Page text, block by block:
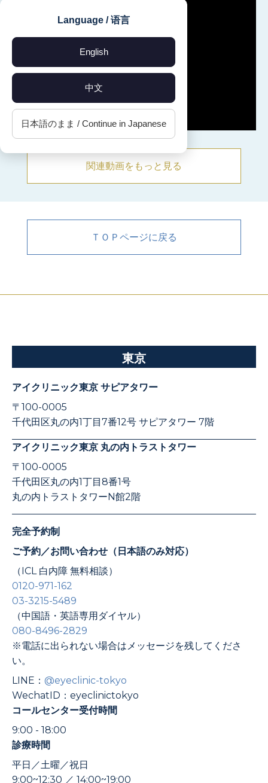
Language / 语言
English
中文
日本語のまま / Continue in Japanese
関連動画をもっと見る
ＴＯＰページに戻る
東京
アイクリニック東京 サピアタワー
〒100-0005
千代田区丸の内1丁目7番12号 サピアタワー 7階
アイクリニック東京 丸の内トラストタワー
〒100-0005
千代田区丸の内1丁目8番1号
丸の内トラストタワーN館2階
完全予約制
ご予約／お問い合わせ（日本語のみ対応）
（ICL 白内障 無料相談）
0120-971-162
03-3215-5489
（中国語・英語専用ダイヤル）
080-8496-2829
※電話に出られない場合はメッセージを残してくださ
い。
LINE： @eyeclinic-tokyo
WechatID：eyeclinictokyo
コールセンター受付時間
9:00 - 18:00
診療時間
平日／土曜／祝日
9:00~12:30 ／ 14:00~19:00